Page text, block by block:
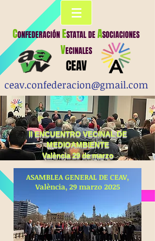
CONFEDERACIÓNESTATALDEASOCIACIONES
VECINALES
CEAV
ceav.confederacion@gmail.com
II ENCUENTRO VECINAL DE
MEDIOAMBIENTE
València 29 de marzo
ASAMBLEA GENERAL DE CEAV,
València, 29 marzo 2025